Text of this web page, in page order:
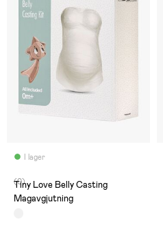
I lager
(0)
Tiny Love Belly Casting
Magavgjutning